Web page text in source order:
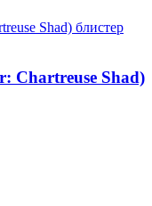
Chartreuse Shad)